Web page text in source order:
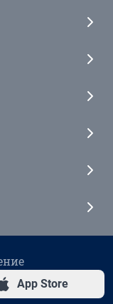
App Store